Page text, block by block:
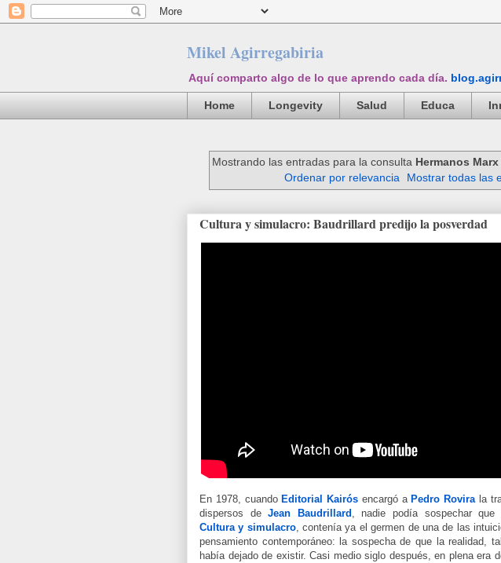
Mikel Agirregabiria
Aquí comparto algo de lo que aprendo cada día.
Home Longevity Salud Educa
Mostrando las entradas para la consulta Hermanos Marx
Ordenar por relevancia
Mostrar todas las
Cultura y simulacro: Baudrillard predijo la posverdad
En 1978, cuando Editorial Kairós encargó a Pedro Rovirala
dispersos deJean Baudrillard , nadie podía sospechar que
Cultura y simulacro, contenía ya el germen de una de las
pensamiento contemporáneo: la sospecha de que la realidad,
había dejado de existir. Casi medio siglo después, en plena era